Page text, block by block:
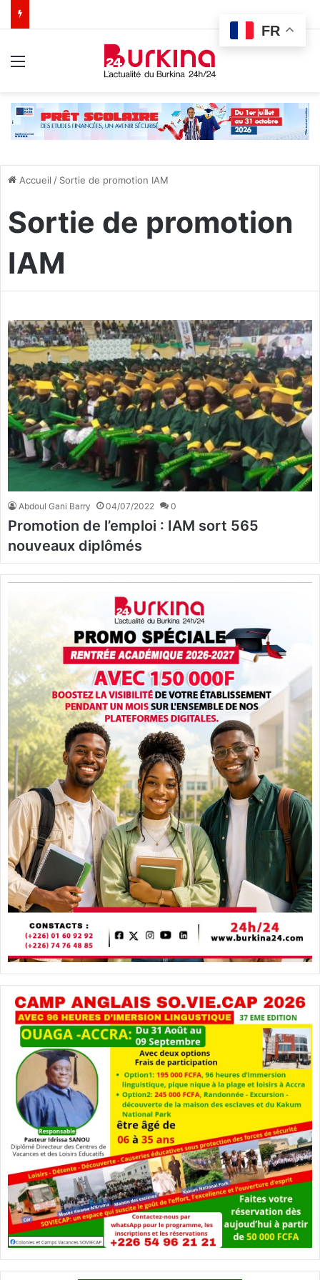
Accueil / Sortie de promotion IAM
Sortie de promotion
IAM
Abdoul Gani Barry 04/07/2022 0
Promotion de l’emploi : IAM sort 565
nouveaux diplômés
FR